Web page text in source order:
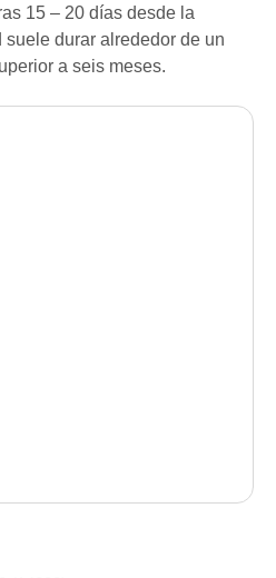
15 – 20 días desde la
durar alrededor de un
a seis meses.